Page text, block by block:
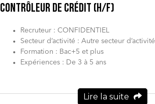
CONTRÔLEUR DE CRÉDIT (H/F)
Recruteur : CONFIDENTIEL
Secteur d’activité : Autre secteur d’activité
Formation : Bac+5 et plus
Expériences : De 3 à 5 ans
Lire la suite